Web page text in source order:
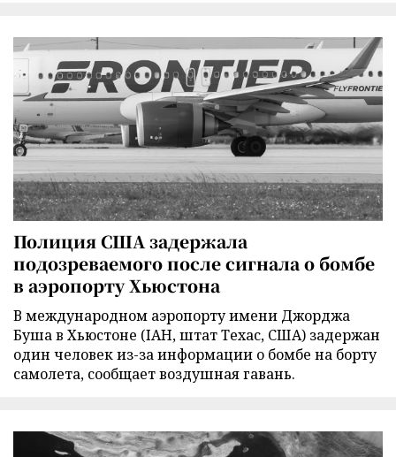
Полиция США задержала
подозреваемого после сигнала о бомбе
в аэропорту Хьюстона
В международном аэропорту имени Джорджа
Буша в Хьюстоне (IAH, штат Техас, США) задержан
один человек из-за информации о бомбе на борту
самолета, сообщает воздушная гавань.